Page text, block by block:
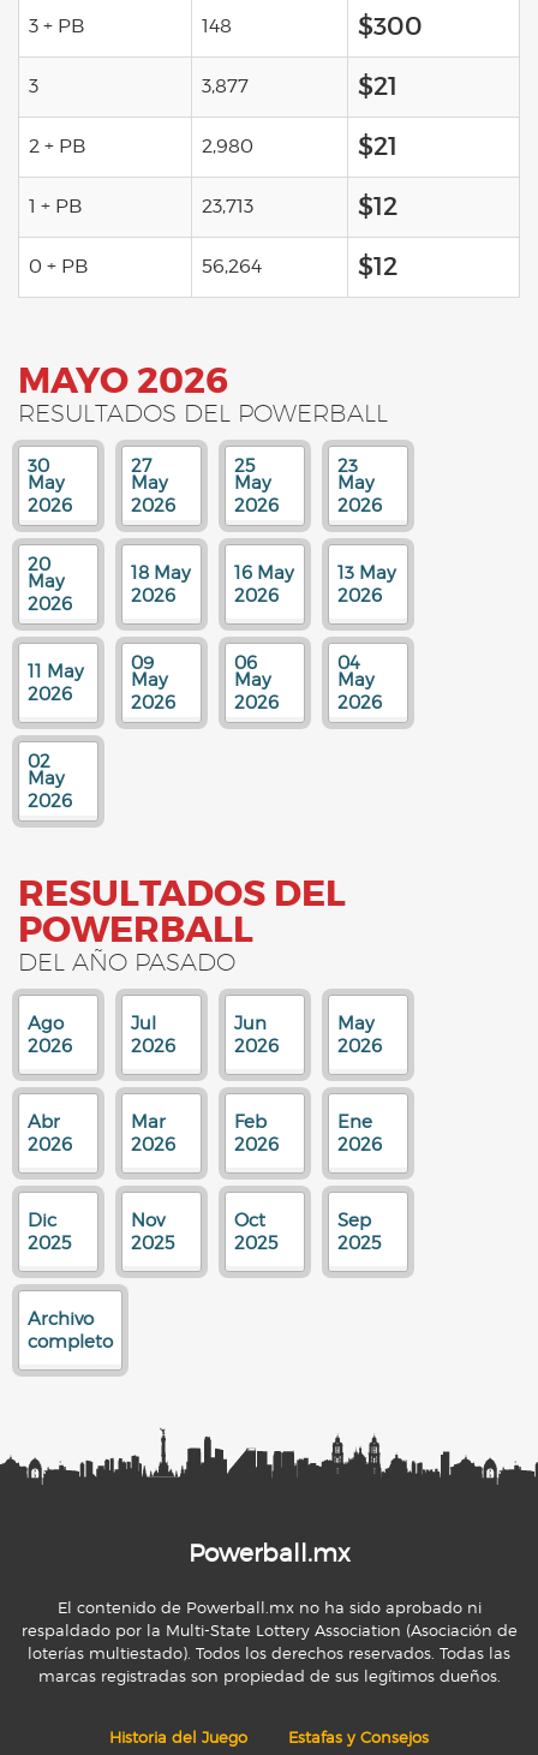
3 + PB 148 $300
3 3,877 $21
2 + PB 2,980 $21
1 + PB 23,713 $12
0 + PB 56,264 $12
MAYO 2026
RESULTADOS DEL POWERBALL
30
May
2026
27
May
2026
25
May
2026
23
May
2026
20
May
2026
18 May
2026
16 May
2026
13 May
2026
11 May
2026
09
May
2026
06
May
2026
04
May
2026
02
May
2026
RESULTADOS DEL
POWERBALL
DEL AÑO PASADO
Ago
2026
Jul
2026
Jun
2026
May
2026
Abr
2026
Mar
2026
Feb
2026
Ene
2026
Dic
2025
Nov
2025
Oct
2025
Sep
2025
Archivo
completo
Powerball.mx
El contenido de Powerball.mx no ha sido aprobado ni
respaldado por la Multi-State Lottery Association (Asociación de
loterías multiestado). Todos los derechos reservados. Todas las
marcas registradas son propiedad de sus legítimos dueños.
Historia del Juego Estafas y Consejos